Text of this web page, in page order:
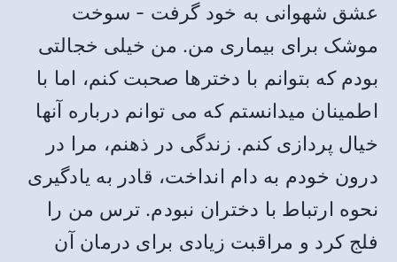
عشق شهوانی به خود گرفت - سوخت
موشک برای بیماری من. من خیلی خجالتی
بودم که بتوانم با دخترها صحبت کنم، اما با
اطمینان میدانستم که می توانم درباره آنها
خیال پردازی کنم. زندگی در ذهنم، مرا در
درون خودم به دام انداخت، قادر به یادگیری
نحوه ارتباط با دختران نبودم. ترس من را
فلج کرد و مراقبت زیادی برای درمان آن